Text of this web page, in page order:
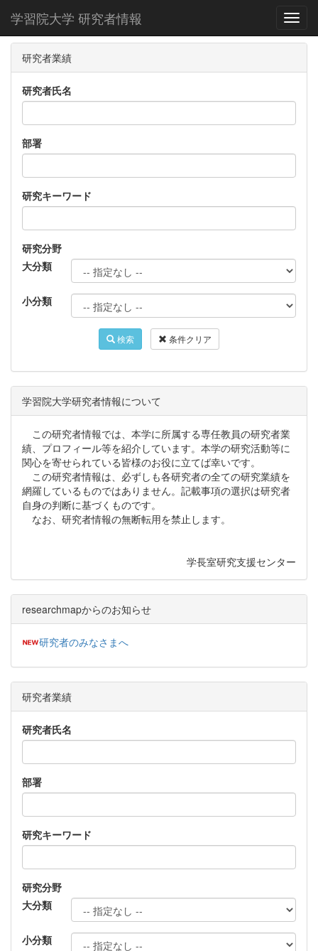
学習院大学 研究者情報
研究者業績
研究者氏名
部署
研究キーワード
研究分野
大分類
小分類
検索 条件クリア
学習院大学研究者情報について
この研究者情報では、本学に所属する専任教員の研究者業
績、プロフィール等を紹介しています。本学の研究活動等に
関心を寄せられている皆様のお役に立てば幸いです。
この研究者情報は、必ずしも各研究者の全ての研究業績を
網羅しているものではありません。記載事項の選択は研究者
自身の判断に基づくものです。
なお、研究者情報の無断転用を禁止します。
学長室研究支援センター
researchmapからのお知らせ
研究者のみなさまへ
研究者業績
研究者氏名
部署
研究キーワード
研究分野
大分類
小分類